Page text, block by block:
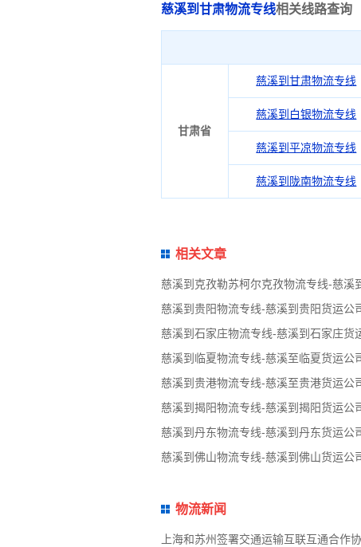
慈溪到甘肃物流专线相关线路查询
甘肃省
慈溪到甘肃物流专线
慈溪到白银物流专线
慈溪到平凉物流专线
慈溪到陇南物流专线
相关文章
慈溪到克孜勒苏柯尔克孜物流专线-慈溪
慈溪到贵阳物流专线-慈溪到贵阳货运公
慈溪到石家庄物流专线-慈溪到石家庄货
慈溪到临夏物流专线-慈溪至临夏货运公
慈溪到贵港物流专线-慈溪至贵港货运公
慈溪到揭阳物流专线-慈溪到揭阳货运公
慈溪到丹东物流专线-慈溪到丹东货运公
慈溪到佛山物流专线-慈溪到佛山货运公
物流新闻
上海和苏州签署交通运输互联互通合作